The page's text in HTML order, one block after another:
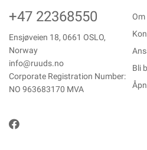
+47 22368550
Ensjøveien 18, 0661 OSLO,
Norway
info@ruuds.no
Corporate Registration Number:
NO 963683170 MVA
Om
Bli